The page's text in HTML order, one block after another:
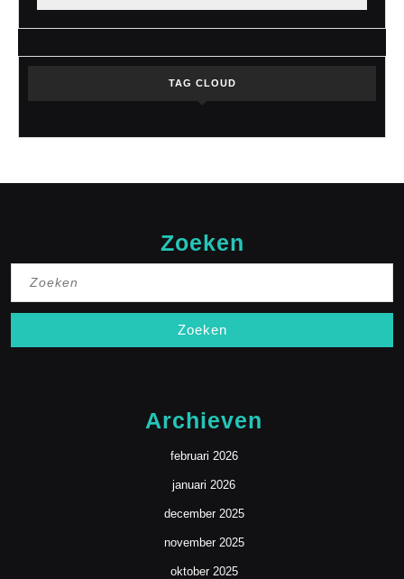
TAG CLOUD
Zoeken
naar:
Archieven
februari 2026
januari 2026
december 2025
november 2025
oktober 2025